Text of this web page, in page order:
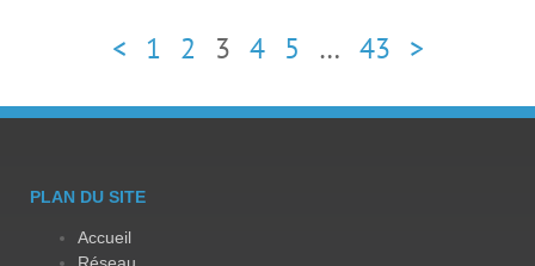
< 1 2 3 4 5 … 43 >
PLAN DU SITE
Accueil